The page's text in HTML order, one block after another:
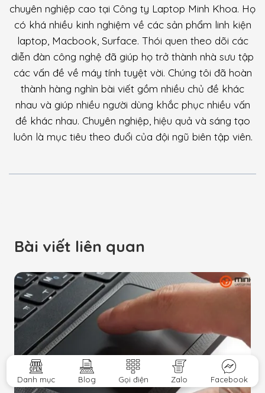
chuyên nghiệp cao tại Công ty Laptop Minh Khoa. Họ
có khá nhiều kinh nghiệm về các sản phẩm linh kiện
laptop, Macbook, Surface. Thói quen theo dõi các
diễn đàn công nghệ đã giúp họ trở thành nhà sưu tập
các vấn đề về máy tính tuyệt vời. Chúng tôi đã hoàn
thành hàng nghìn bài viết gồm nhiều chủ đề khác
nhau và giúp nhiều người dùng khắc phục nhiều vấn
đề khác nhau. Chuyên nghiệp, hiệu quả và sáng tạo
luôn là mục tiêu theo đuổi của đội ngũ biên tập viên.
Bài viết liên quan
Danh mục Blog Gọi điện Zalo Facebook